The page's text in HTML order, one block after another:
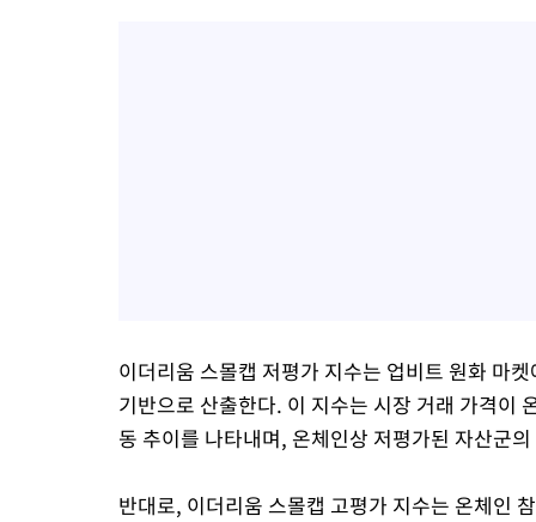
이더리움 스몰캡 저평가 지수는 업비트 원화 마
기반으로 산출한다. 이 지수는 시장 거래 가격이
동 추이를 나타내며, 온체인상 저평가된 자산군
반대로, 이더리움 스몰캡 고평가 지수는 온체인